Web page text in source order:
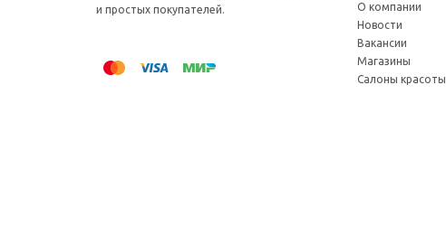
и простых покупателей.
О компании
Новости
Вакансии
Магазины
Салоны красоты